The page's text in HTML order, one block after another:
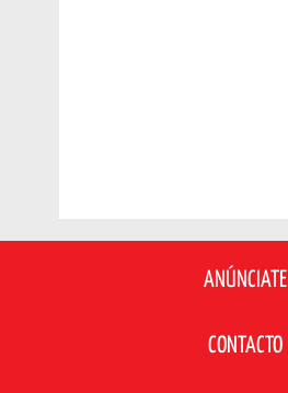
ANÚNCIATE
CONTACTO